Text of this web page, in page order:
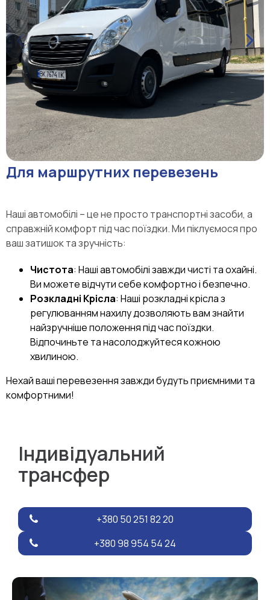
Для маршрутних перевезень
Наші автомобілі – це не просто транспортні засоби, а
справжній комфорт під час поїздки. Ми піклуємося про
ваш затишок та зручність:
Чистота: Наші автомобілі завжди чисті та охайні.
Ви можете відчути себе комфортно і безпечно.
Розкладні Крісла: Наші розкладні крісла з
регулюванням нахилу дозволяють вам знайти
найзручніше положення під час поїздки.
Відпочиньте та насолоджуйтеся кожною
хвилиною.
Нехай ваші перевезення завжди будуть приємними та
комфортними!
Індивідуальний
трансфер
+380 50 251 82 20
+380 98 954 54 24